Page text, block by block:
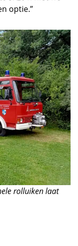
optie.”
rolluiken laat